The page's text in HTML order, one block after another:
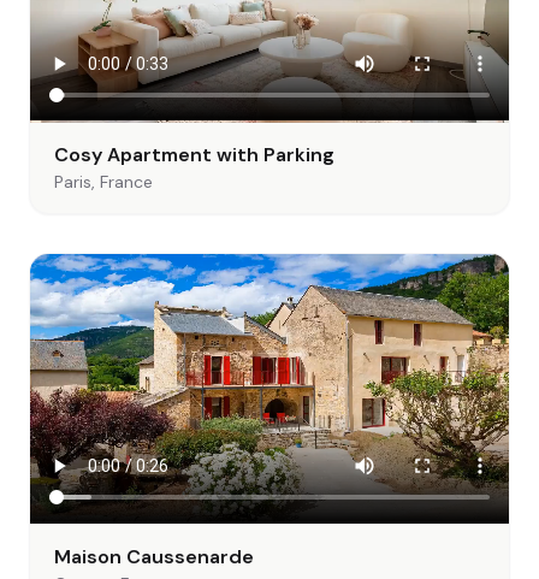
Cosy Apartment with Parking
Paris, France
Maison Caussenarde